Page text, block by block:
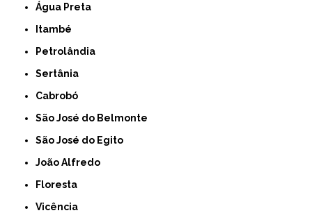
Água Preta
Itambé
Petrolândia
Sertânia
Cabrobó
São José do Belmonte
São José do Egito
João Alfredo
Floresta
Vicência